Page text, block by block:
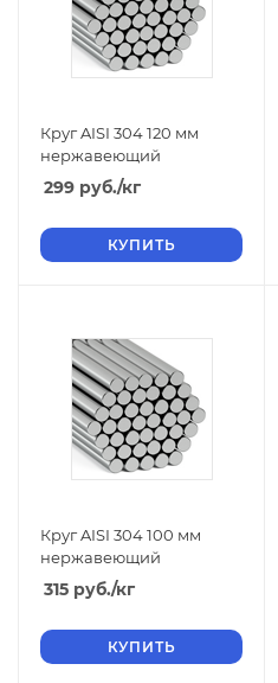
Круг AISI 304 120 мм
нержавеющий
299 руб./кг
КУПИТЬ
Круг AISI 304 100 мм
нержавеющий
315 руб./кг
КУПИТЬ